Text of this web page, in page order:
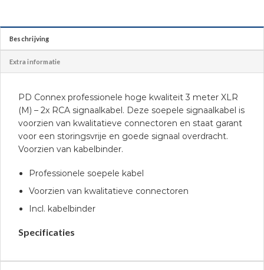
Beschrijving
Extra informatie
PD Connex professionele hoge kwaliteit 3 meter XLR
(M) – 2x RCA signaalkabel. Deze soepele signaalkabel is
voorzien van kwalitatieve connectoren en staat garant
voor een storingsvrije en goede signaal overdracht.
Voorzien van kabelbinder.
Professionele soepele kabel
Voorzien van kwalitatieve connectoren
Incl. kabelbinder
Specificaties